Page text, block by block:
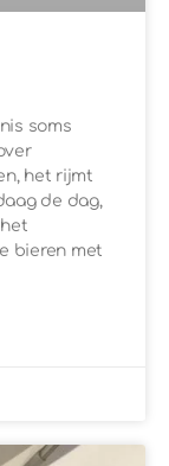
soms
het rijmt
de dag,
bieren met